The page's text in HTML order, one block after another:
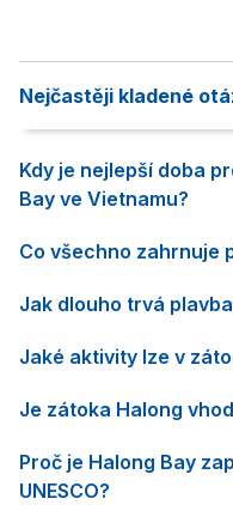
Nejčastěji kladené
Kdy je nejlepší doba
Bay ve Vietnamu?
Co všechno zahrnuje
Jak dlouho trvá
Jaké aktivity lze v
Je zátoka Halong
Proč je Halong Bay
UNESCO?